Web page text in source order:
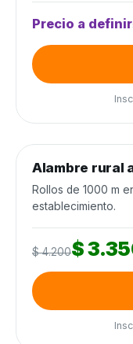
Precio a definir
Alambrados y
Alambre rural
Rollos de 1000 m
establecimiento.
$ 4.200$